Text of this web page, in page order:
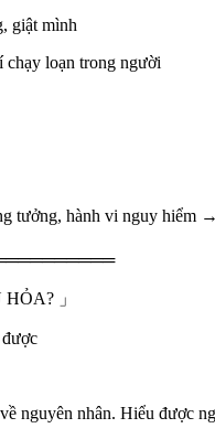
giật mình
chạy loạn trong người
tưởng, hành vi nguy
」
nguyên nhân. Hiểu được